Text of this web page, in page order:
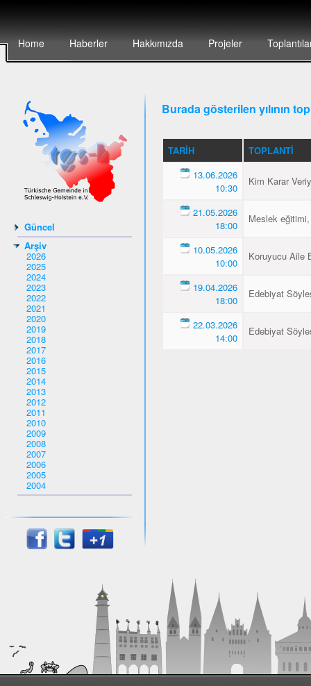
Home Haberler Hakkımızda Projeler
Güncel
Arşiv
2026
2025
2024
2023
2022
2021
2020
2019
2018
2017
2016
2015
2014
2013
2012
2011
2010
2009
2008
2007
2006
2005
2004
Burada gösterilen yılının
TARIH
TOPLANTI
13.06.2026
10:30
Kim Karar
21.05.2026
18:00
Meslek
10.05.2026
10:00
Koruyucu Aile
19.04.2026
18:00
Edebiyat
22.03.2026
14:00
Edebiyat